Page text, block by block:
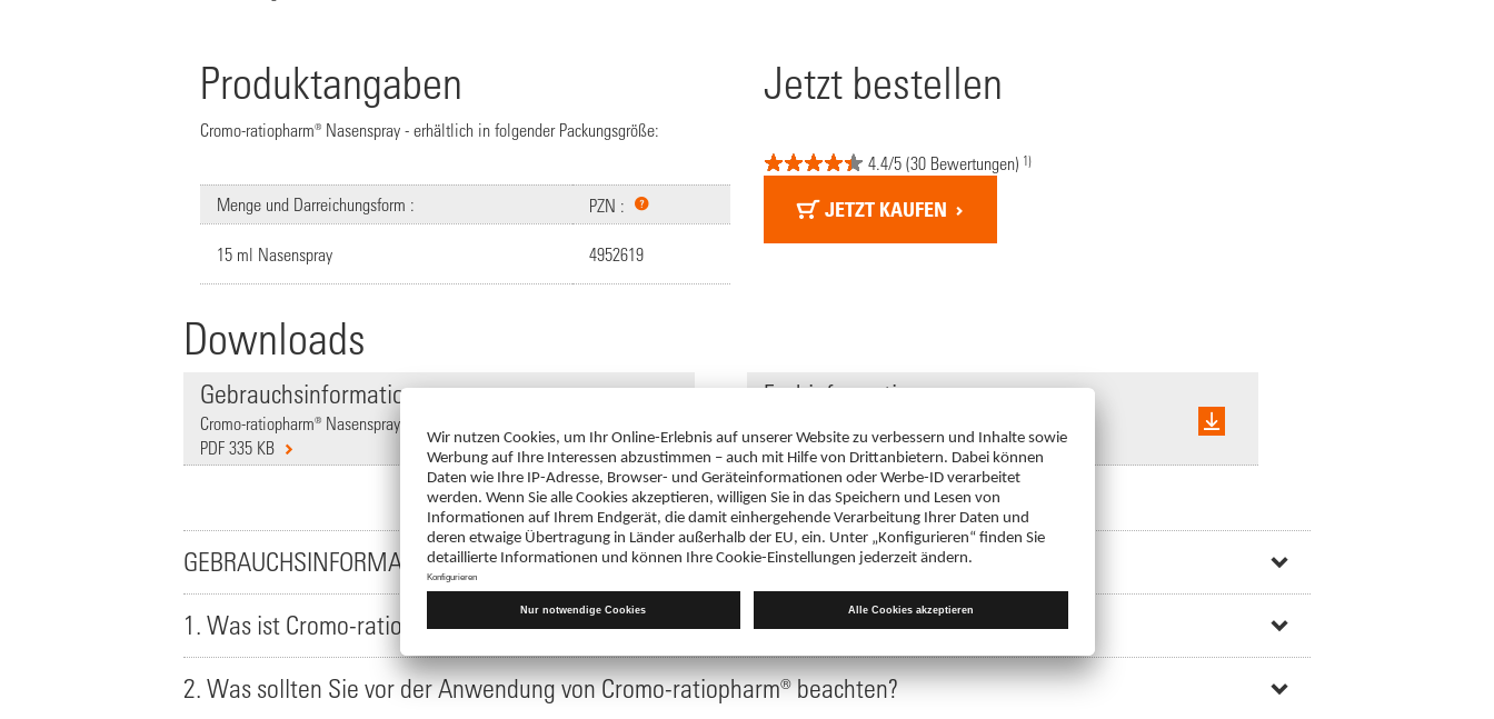
Produktangaben
Cromo-ratiopharm® Nasenspray - erhältlich in folgender Packungsgröße:
Menge und Darreichungsform : PZN :
15 ml Nasenspray 4952619
Jetzt bestellen
4.4/5 (30 Bewertungen) 1)
JETZT KAUFEN
Downloads
Gebrauchsinformation
Cromo-ratiopharm® Nasenspray (in Deutsch),
PDF 335 KB
Fachinformation
PDF 103 KB
GEBRAUCHSINFORMATION: INFORMATION FÜR PATIENTEN
1. Was ist Cromo-ratiopharm® Nasenspray und wofür wird es angewendet?
2. Was sollten Sie vor der Anwendung von Cromo-ratiopharm® beachten?